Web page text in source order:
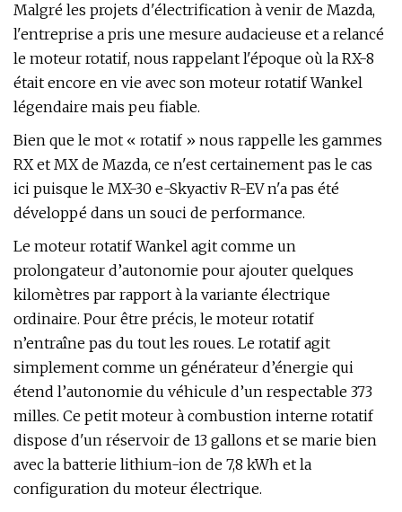
Malgré les projets d'électrification à venir de Mazda,
l'entreprise a pris une mesure audacieuse et a relancé
le moteur rotatif, nous rappelant l'époque où la RX-8
était encore en vie avec son moteur rotatif Wankel
légendaire mais peu fiable.
Bien que le mot « rotatif » nous rappelle les gammes
RX et MX de Mazda, ce n'est certainement pas le cas
ici puisque le MX-30 e-Skyactiv R-EV n'a pas été
développé dans un souci de performance.
Le moteur rotatif Wankel agit comme un
prolongateur d’autonomie pour ajouter quelques
kilomètres par rapport à la variante électrique
ordinaire. Pour être précis, le moteur rotatif
n’entraîne pas du tout les roues. Le rotatif agit
simplement comme un générateur d’énergie qui
étend l’autonomie du véhicule d’un respectable 373
milles. Ce petit moteur à combustion interne rotatif
dispose d'un réservoir de 13 gallons et se marie bien
avec la batterie lithium-ion de 7,8 kWh et la
configuration du moteur électrique.